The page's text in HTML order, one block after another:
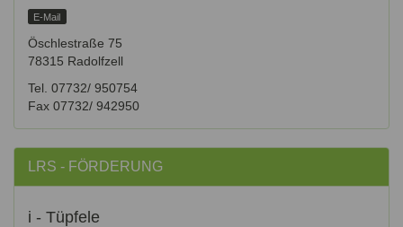
E-Mail
Öschlestraße 75
78315 Radolfzell
Tel. 07732/ 950754
Fax 07732/ 942950
LRS - FÖRDERUNG
i - Tüpfele